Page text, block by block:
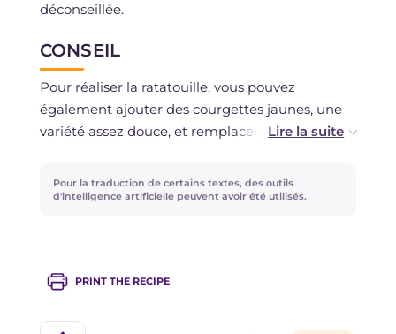
déconseillée.
CONSEIL
Pour réaliser la ratatouille, vous pouvez
également ajouter des courgettes jaunes, une
variété assez douce, et remplacer l'oignon blanc
savoureuse si elle est dégustée le lendemain et
est un excellent accompagnement pour le riz,
Pour la traduction de certains textes, des outils
d'intelligence artificielle peuvent avoir été utilisés.
PRINT THE RECIPE